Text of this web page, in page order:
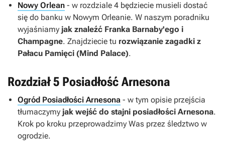
Nowy Orlean - w rozdziale 4 będziecie musieli dostać
się do banku w Nowym Orleanie. W naszym poradniku
wyjaśniamy jak znaleźć Franka Barnaby'ego i
Champagne. Znajdziecie tu rozwiązanie zagadki z
Pałacu Pamięci (Mind Palace).
Rozdział 5 Posiadłość Arnesona
Ogród Posiadłości Arnesona - w tym opisie przejścia
tłumaczymy jak wejść do stajni posiadłości Arnesona.
Krok po kroku przeprowadzimy Was przez śledztwo w
ogrodzie.